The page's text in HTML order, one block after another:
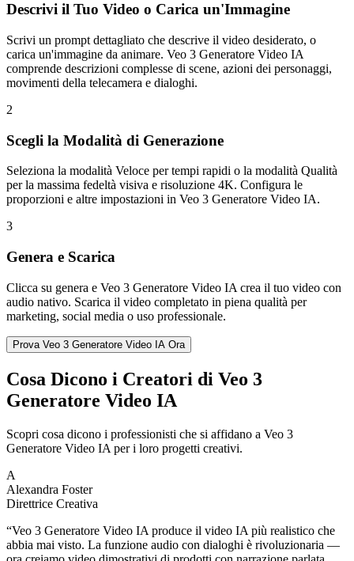
Descrivi il Tuo Video o Carica un'Immagine
Scrivi un prompt dettagliato che descrive il video desiderato, o
carica un'immagine da animare. Veo 3 Generatore Video IA
comprende descrizioni complesse di scene, azioni dei personaggi,
movimenti della telecamera e dialoghi.
2
Scegli la Modalità di Generazione
Seleziona la modalità Veloce per tempi rapidi o la modalità Qualità
per la massima fedeltà visiva e risoluzione 4K. Configura le
proporzioni e altre impostazioni in Veo 3 Generatore Video IA.
3
Genera e Scarica
Clicca su genera e Veo 3 Generatore Video IA crea il tuo video con
audio nativo. Scarica il video completato in piena qualità per
marketing, social media o uso professionale.
Prova Veo 3 Generatore Video IA Ora
Cosa Dicono i Creatori di Veo 3
Generatore Video IA
Scopri cosa dicono i professionisti che si affidano a Veo 3
Generatore Video IA per i loro progetti creativi.
A
Alexandra Foster
Direttrice Creativa
“Veo 3 Generatore Video IA produce il video IA più realistico che
abbia mai visto. La funzione audio con dialoghi è rivoluzionaria —